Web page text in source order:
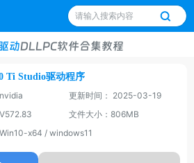
动DLLPC软件合集教程
Ti Studio驱动程序
更新时间： 2025-03-19
文件大小：806MB
x64 / windows11